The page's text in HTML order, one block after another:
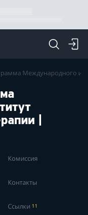
Международного
|
Комиссия
Контакты
Ссылки 11